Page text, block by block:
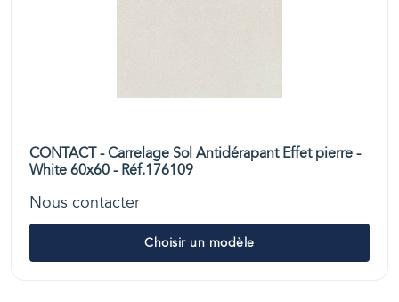
CONTACT - Carrelage Sol Antidérapant Effet pierre -
White 60x60 - Réf.176109
Nous contacter
Choisir un modèle